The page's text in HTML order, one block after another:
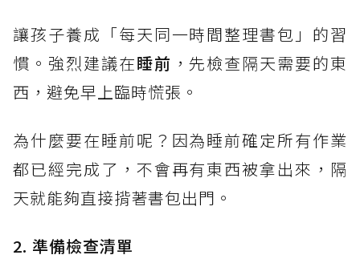
讓孩子養成「每天同一時間整理書包」的習
慣。強烈建議在睡前 ，先檢查隔天需要的東
西，避免早上臨時慌張。
為什麼要在睡前呢？因為睡前確定所有作業
都已經完成了，不會再有東西被拿出來，隔
天就能夠直接揹著書包出門。
2. 準備檢查清單